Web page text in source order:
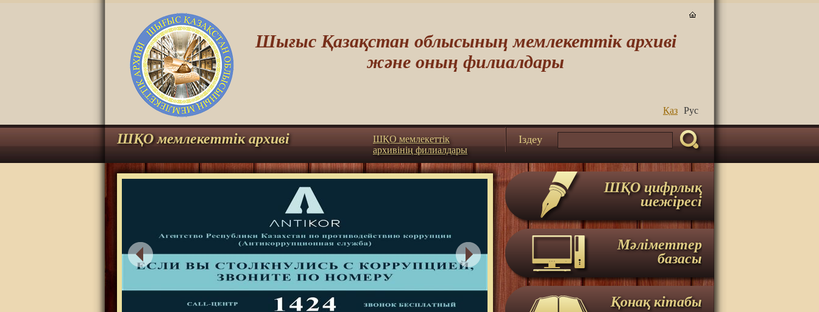
Шығыс Қазақстан облысының мемлекеттік архиві
және оның филиалдары
Қаз Руc
ШҚО мемлекеттік архиві
ШҚО мемлекеттік
архивінің филиалдары
Iздеу
ШҚО цифрлық
шежіресі
Мәліметтер
базасы
Қонақ кітабы